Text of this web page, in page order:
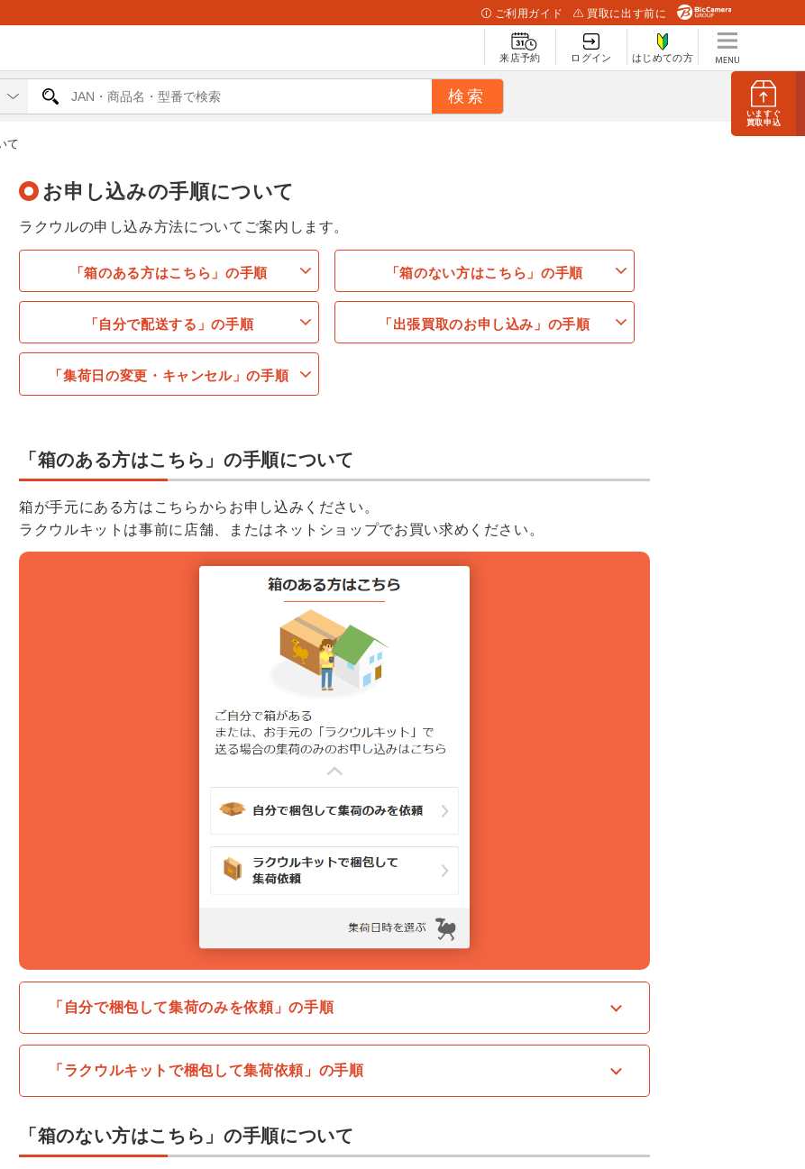
いますぐ
買取申込
ご利用ガイド 買取に出す前に
来店予約 ログイン はじめての方
て
お申し込みの手順について
ラクウルの申し込み方法についてご案内します。
「箱のある方はこちら」の手順 「箱のない方はこちら」の手順
「自分で配送する」の手順 「出張買取のお申し込み」の手順
「集荷日の変更・キャンセル」の手順
「箱のある方はこちら」の手順について
箱が手元にある方はこちらからお申し込みください。
ラクウルキットは事前に店舗、またはネットショップでお買い求めください。
「自分で梱包して集荷のみを依頼」の手順
「ラクウルキットで梱包して集荷依頼」の手順
「箱のない方はこちら」の手順について